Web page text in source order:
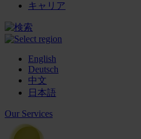
キャリア
English
Deutsch
中文
日本語
Our Services